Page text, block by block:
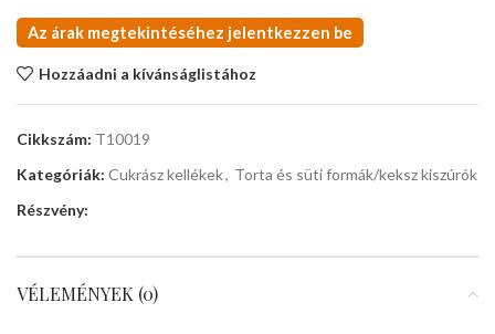
Az árak megtekintéséhez jelentkezzen be
Hozzáadni a kívánságlistához
Cikkszám: T10019
Kategóriák: Cukrász kellékek, Torta és süti formák/keksz kiszúrók
Részvény:
VÉLEMÉNYEK (0)